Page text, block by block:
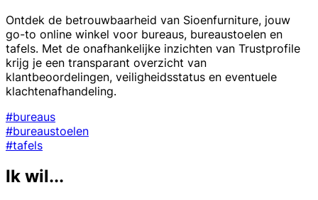
Ontdek de betrouwbaarheid van Sioenfurniture, jouw
go-to online winkel voor bureaus, bureaustoelen en
tafels. Met de onafhankelijke inzichten van Trustprofile
krijg je een transparant overzicht van
klantbeoordelingen, veiligheidsstatus en eventuele
klachtenafhandeling.
#bureaus
#bureaustoelen
#tafels
Ik wil...